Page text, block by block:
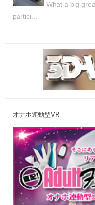
What a big
partici...
オナホ連動型VR